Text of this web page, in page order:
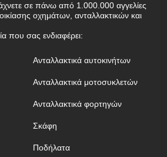
σε πάνω από 1.000.000 αγγελίες
οχημάτων, ανταλλακτικών και
που σας ενδιαφέρει:
Ανταλλακτικά αυτοκινήτων
Ανταλλακτικά μοτοσυκλετών
Ανταλλακτικά φορτηγών
Σκάφη
Ποδήλατα